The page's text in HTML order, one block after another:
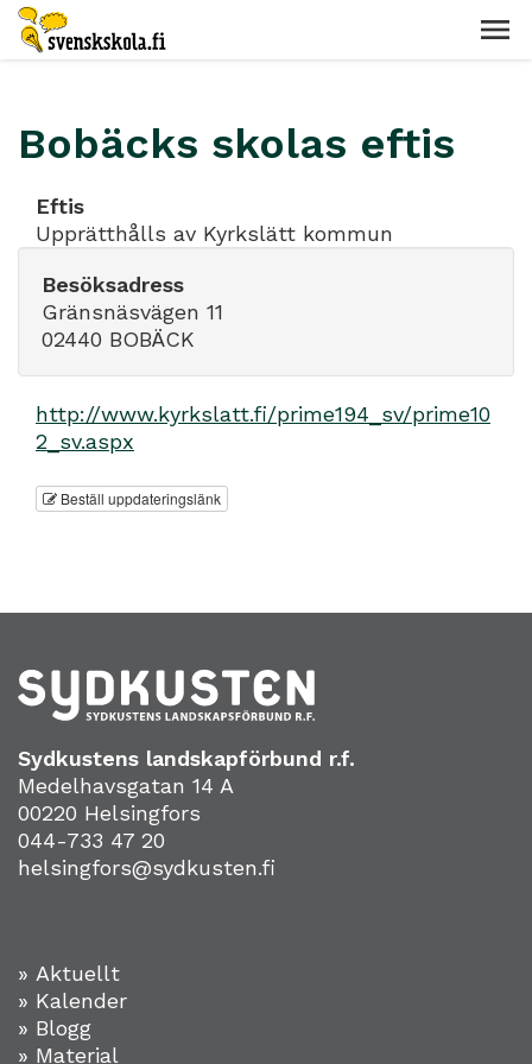
Bobäcks skolas eftis
Eftis
Upprätthålls av Kyrkslätt kommun
Besöksadress
Gränsnäsvägen 11
02440 BOBÄCK
http://www.kyrkslatt.fi/prime194_sv/prime10
2_sv.aspx
Beställ uppdateringslänk
Sydkustens landskapförbund r.f.
Medelhavsgatan 14 A
00220 Helsingfors
044-733 47 20
helsingfors@sydkusten.fi
» Aktuellt
» Kalender
» Blogg
» Material